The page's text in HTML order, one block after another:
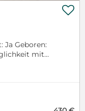
Ja Geboren:
mit
Nicht
bekannt
keine
umso
und
